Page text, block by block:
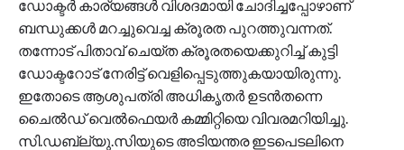
ഡോക്ടര്‍ കാര്യങ്ങള്‍ വിശദമായി ചോദിച്ചപ്പോഴാണ്
ബന്ധുക്കള്‍ മറച്ചുവെച്ച ക്രൂരത പുറത്തുവന്നത്.
തന്നോട് പിതാവ് ചെയ്ത ക്രൂരതയെക്കുറിച്ച് കുട്ടി
ഡോക്ടറോട് നേരിട്ട് വെളിപ്പെടുത്തുകയായിരുന്നു.
ഇതോടെ ആശുപത്രി അധികൃതര്‍ ഉടന്‍തന്നെ
ചൈല്‍ഡ് വെല്‍ഫെയര്‍ കമ്മിറ്റിയെ വിവരമറിയിച്ചു.
സി.ഡബ്ല്യു.സിയുടെ അടിയന്തര ഇടപെടലിനെ